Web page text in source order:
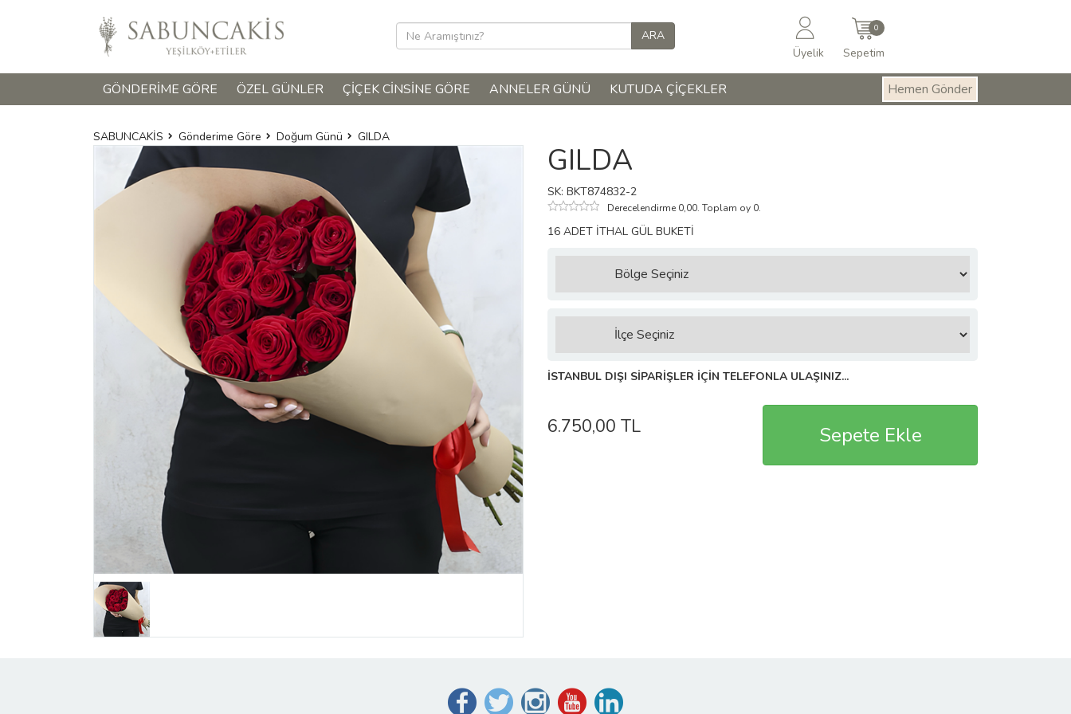
Üyelik
0
Sepetim
GÖNDERIME GÖRE ÖZEL GÜNLER ÇIÇEK CINSINE GÖRE ANNELER GÜNÜ KUTUDA ÇIÇEKLER Hemen Gönder
SABUNCAKİS Gönderime Göre Doğum Günü GILDA
GILDA
SK: BKT874832-2
Derecelendirme 0,00. Toplam oy 0.
16 ADET İTHAL GÜL BUKETİ
İSTANBUL DIŞI SİPARİŞLER İÇİN TELEFONLA ULAŞINIZ...
6.750,00 TL